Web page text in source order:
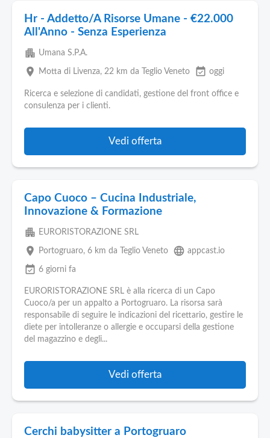
Hr - Addetto/A Risorse Umane - €22.000
All'Anno - Senza Esperienza
apartment Umana S.P.A.
place Motta di Livenza, 22 km da Teglio Veneto event_available oggi
Ricerca e selezione di candidati, gestione del front office e
consulenza per i clienti.
Vedi offerta
Capo Cuoco – Cucina Industriale,
Innovazione & Formazione
apartment EURORISTORAZIONE SRL
place Portogruaro, 6 km da Teglio Veneto language appcast.io
event_available 6 giorni fa
EURORISTORAZIONE SRL è alla ricerca di un Capo
Cuoco/a per un appalto a Portogruaro. La risorsa sarà
responsabile di seguire le indicazioni del ricettario, gestire le
diete per intolleranze o allergie e occuparsi della gestione
del magazzino e degli...
Vedi offerta
Cerchi babysitter a Portogruaro